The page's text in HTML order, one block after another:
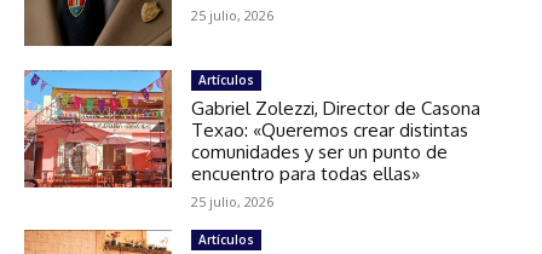
25 julio, 2026
Artículos
Gabriel Zolezzi, Director de Casona
Texao: «Queremos crear distintas
comunidades y ser un punto de
encuentro para todas ellas»
25 julio, 2026
Artículos